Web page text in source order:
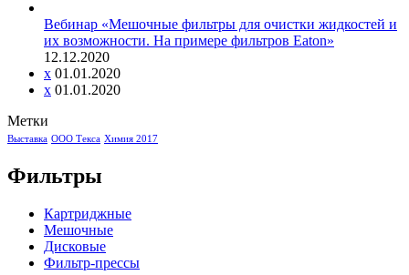
Вебинар «Мешочные фильтры для очистки жидкостей и
их возможности. На примере фильтров Eaton»
12.12.2020
x 01.01.2020
x 01.01.2020
Метки
Выставка ООО Текса Химия 2017
Фильтры
Картриджные
Мешочные
Дисковые
Фильтр-прессы